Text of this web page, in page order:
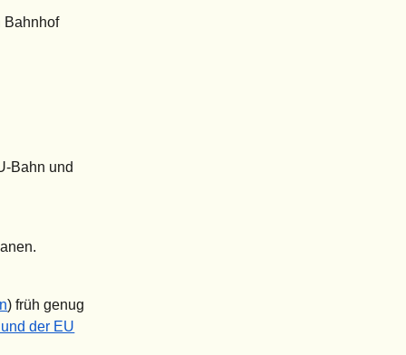
Bahnhof
Bahn und
) früh genug
der EU